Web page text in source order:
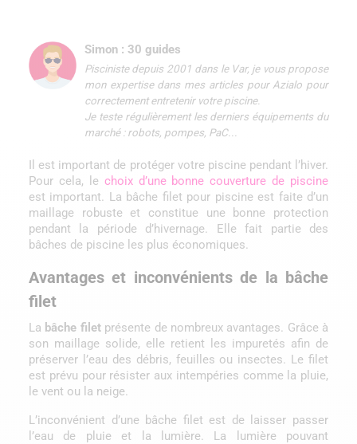
Simon : 30 guides
Pisciniste depuis 2001 dans le Var, je vous propose
mon expertise dans mes articles pour Azialo pour
correctement entretenir votre piscine.
Je teste régulièrement les derniers équipements du
marché : robots, pompes, PaC...
Il est important de protéger votre piscine pendant l’hiver.
Pour cela, le choix d’une bonne couverture de piscine
est important. La bâche filet pour piscine est faite d’un
maillage robuste et constitue une bonne protection
pendant la période d’hivernage. Elle fait partie des
bâches de piscine les plus économiques.
Avantages et inconvénients de la bâche
filet
La bâche filetprésente de nombreux avantages. Grâce à
son maillage solide, elle retient les impuretés afin de
préserver l’eau des débris, feuilles ou insectes. Le filet
est prévu pour résister aux intempéries comme la pluie,
le vent ou la neige.
L’inconvénient d’une bâche filet est de laisser passer
l’eau de pluie et la lumière. La lumière pouvant